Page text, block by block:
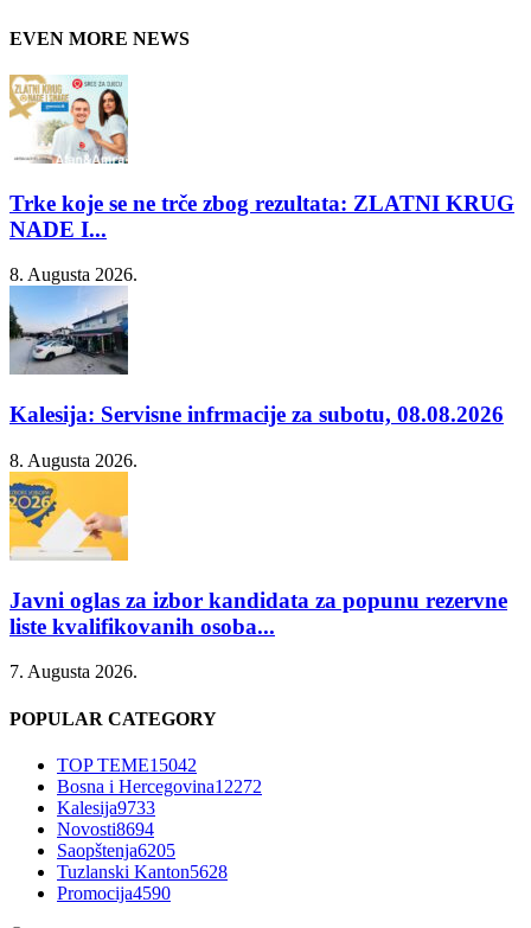
EVEN MORE NEWS
Trke koje se ne trče zbog rezultata: ZLATNI KRUG
NADE I...
8. Augusta 2026.
Kalesija: Servisne infrmacije za subotu, 08.08.2026
8. Augusta 2026.
Javni oglas za izbor kandidata za popunu rezervne
liste kvalifikovanih osoba...
7. Augusta 2026.
POPULAR CATEGORY
TOP TEME15042
Bosna i Hercegovina12272
Kalesija9733
Novosti8694
Saopštenja6205
Tuzlanski Kanton5628
Promocija4590